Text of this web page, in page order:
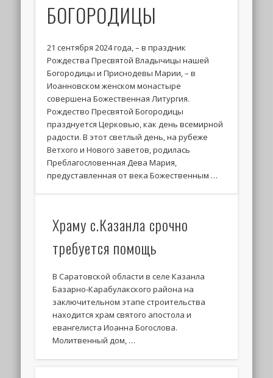
БОГОРОДИЦЫ
21 сентября 2024 года, – в праздник
Рождества Пресвятой Владычицы нашей
Богородицы и Приснодевы Марии, – в
Иоанновском женском монастыре
совершена Божественная Литургия.
Рождество Пресвятой Богородицы
празднуется Церковью, как день всемирной
радости. В этот светлый день, на рубеже
Ветхого и Нового заветов, родилась
Преблагословенная Дева Мария,
предуставленная от века Божественным …
Храму с.Казанла срочно
требуется помощь
В Саратовской области в селе Казанла
Базарно-Карабулакского района на
заключительном этапе строительства
находится храм святого апостола и
евангелиста Иоанна Богослова.
Молитвенный дом, …